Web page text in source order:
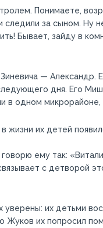
Понимаете,
следили за сыном. Ну
Бывает, зайду в
— Александр.
дня. Его
в одном микрорайоне,
жизни их детей
ему так:
с детворой
их детьми
Жуков их попросил